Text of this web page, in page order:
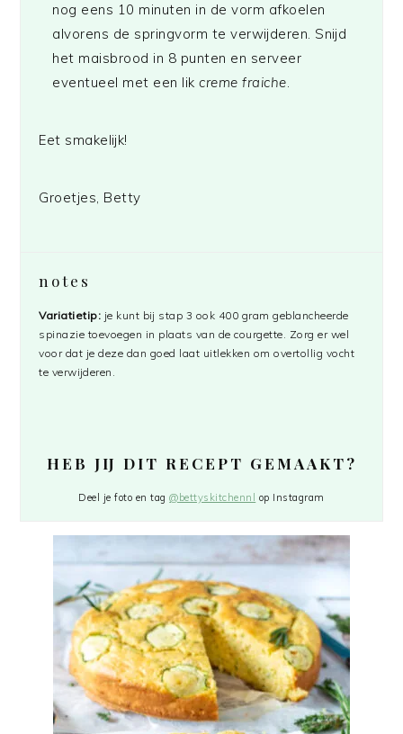
nog eens 10 minuten in de vorm afkoelen
alvorens de springvorm te verwijderen. Snijd
het maisbrood in 8 punten en serveer
eventueel met een likcreme fraiche.
Eet smakelijk!
Groetjes, Betty
notes
Variatietip: je kunt bij stap 3 ook 400 gram geblancheerde
spinazie toevoegen in plaats van de courgette. Zorg er wel
voor dat je deze dan goed laat uitlekken om overtollig vocht
te verwijderen.
HEB JIJ DIT RECEPT GEMAAKT?
Deel je foto en tag@bettyskitchennl op Instagram